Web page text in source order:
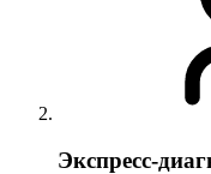
Экспресс-